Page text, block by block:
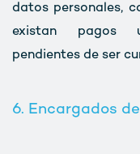
datos personales,
existan pagos
pendientes de ser
6. Encargados